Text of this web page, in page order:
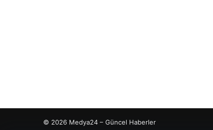
© 2026 Medya24 – Güncel Haberler